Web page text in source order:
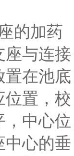
的加药
座与连接
置在池底
位置，校
，中心位
中心的垂